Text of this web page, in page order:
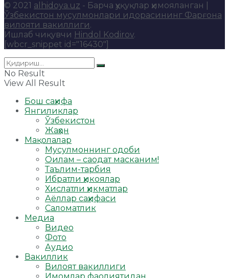
© 2021 alhidoya.uz - Барча ҳуқуқлар ҳимояланган |
Ўзбекистон мусулмонлари идорасининг Фарғона
вилояти вакиллиги.
Ишлаб чиқувчи Hindol Kodirov.
[wbcr_snippet id="16430"]
No Result
View All Result
Бош саҳифа
Янгиликлар
Ўзбекистон
Жаҳон
Мақолалар
Мусулмоннинг одоби
Оилам – саодат масканим!
Таълим-тарбия
Ибратли ҳикоялар
Хислатли ҳикматлар
Аёллар саҳифаси
Саломатлик
Медиа
Видео
Фото
Аудио
Вакиллик
Вилоят вакиллиги